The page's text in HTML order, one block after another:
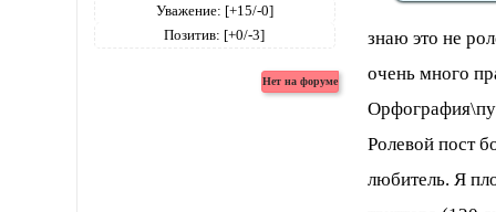
Уважение: [+15/-0]
Позитив: [+0/-3]
знаю это не
очень много
Ролевой пост
любитель. Я